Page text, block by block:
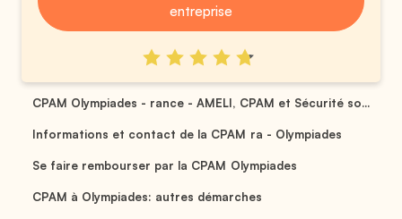
entreprise
CPAM Olympiades - rance - AMELI, CPAM et Sécurité so...
Informations et contact de la CPAM ra - Olympiades
Se faire rembourser par la CPAM Olympiades
CPAM à Olympiades: autres démarches